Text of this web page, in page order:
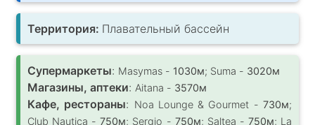
Территория: Плавательный бассейн
Супермаркеты: Masymas - 1030м; Suma - 3020м
Магазины, аптеки: Aitana - 3570м
Кафе, рестораны: Noa Lounge & Gourmet -730м;
Club Nautica -750м; Sergio - 750м; Saltea - 750м; La